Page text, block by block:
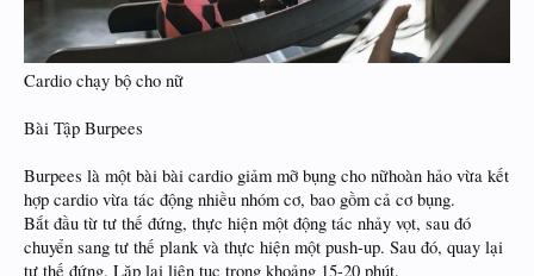
Cardio chạy bộ cho nữ
Bài Tập Burpees
Burpees là một bài bài cardio giảm mỡ bụng cho nữhoàn hảo vừa kết
hợp cardio vừa tác động nhiều nhóm cơ, bao gồm cả cơ bụng.
Bắt đầu từ tư thế đứng, thực hiện một động tác nhảy vọt, sau đó
chuyển sang tư thế plank và thực hiện một push-up. Sau đó, quay lại
tư thế đứng. Lặp lại liên tục trong khoảng 15-20 phút.